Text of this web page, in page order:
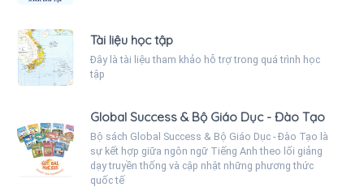
Tài liệu học tập
Đây là tài liệu tham khảo hỗ trợ trong quá trình học
tập
Global Success & Bộ Giáo Dục - Đào Tạo
Bộ sách Global Success & Bộ Giáo Dục - Đào Tạo là
sự kết hợp giữa ngôn ngữ Tiếng Anh theo lối giảng
dạy truyền thống và cập nhật những phương thức
quốc tế